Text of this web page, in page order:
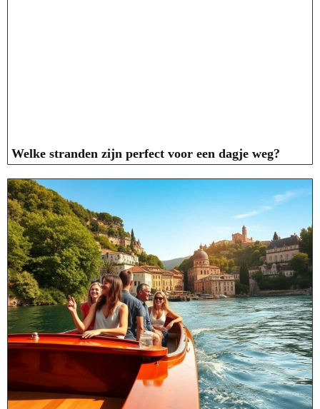
Welke stranden zijn perfect voor een dagje weg?